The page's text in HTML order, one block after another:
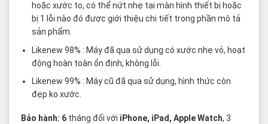
hoặc xước to, có thể nứt nhẹ tại màn hình thiết bị hoặc
bị 1 lỗi nào đó được giới thiệu chi tiết trong phần mô tả
sản phẩm.
Likenew 98% : Máy đã qua sử dụng có xước nhẹ vỏ, hoạt
động hoàn toàn ổn định, không lỗi.
Likenew 99% : Máy cũ đã qua sử dụng, hình thức còn
đẹp ko xước.
Bảo hành: 6 tháng đối với iPhone, iPad, Apple Watch, 3